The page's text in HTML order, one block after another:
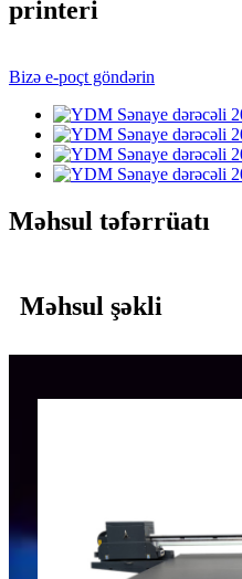
printeri
Bizə e-poçt göndərin
Məhsul təfərrüatı
Məhsul şəkli